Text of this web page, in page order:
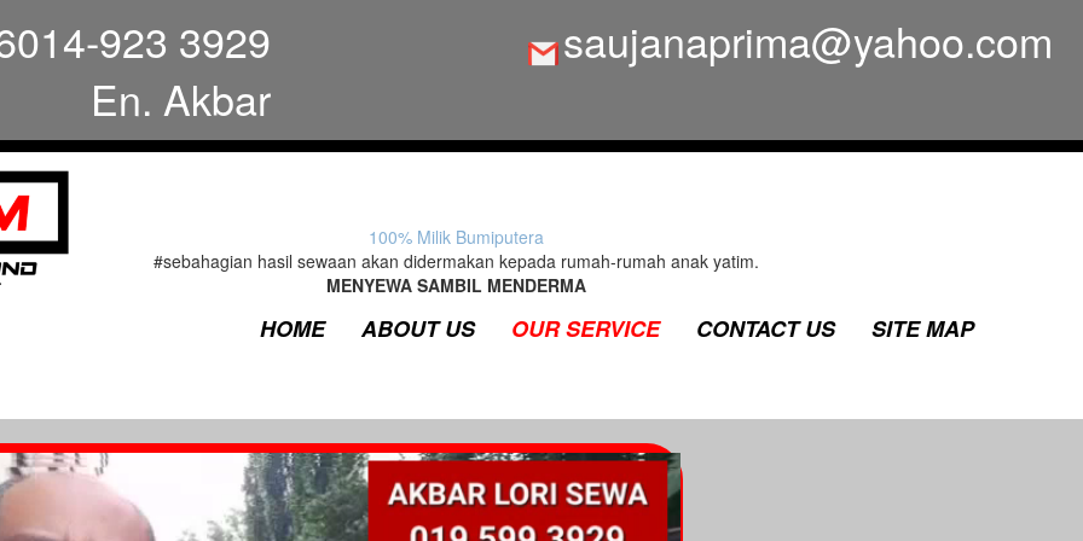
923 3929
En. Akbar
saujanaprima@yahoo.com
100% Milik Bumiputera
#sebahagian hasil sewaan akan didermakan kepada rumah-rumah anak yatim.
MENYEWA SAMBIL MENDERMA
HOME ABOUT US OUR SERVICE CONTACT US SITE MAP